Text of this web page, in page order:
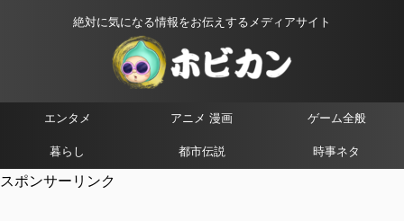
絶対に気になる情報をお伝えするメディアサイト
エンタメ アニメ 漫画 ゲーム全般
暮らし 都市伝説 時事ネタ
スポンサーリンク